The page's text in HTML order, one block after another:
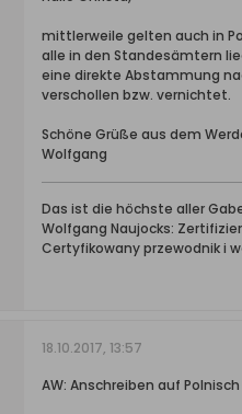
mittlerweile gelten auch in
alle in den Standesämtern
eine direkte Abstammung
verschollen bzw. vernichtet.
Schöne Grüße aus dem
Wolfgang
Das ist die höchste aller
Wolfgang Naujocks:
Certyfikowany przewodnik i
18.10.2017, 13:57
AW: Anschreiben auf